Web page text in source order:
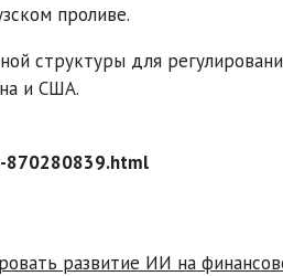
проливе.
структуры для
и США.
870280839.html
развитие ИИ на